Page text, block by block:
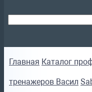
Главная Каталог
тренажеров Васил